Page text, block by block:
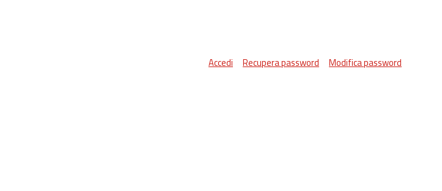
Accedi Recupera password Modifica password